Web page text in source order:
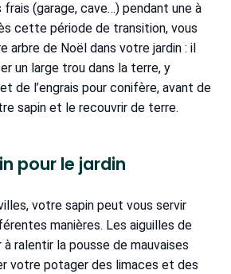
frais (garage, cave…) pendant une à
cette période de transition, vous
arbre de Noël dans votre jardin : il
un large trou dans la terre, y
de l’engrais pour conifère, avant de
sapin et le recouvrir de terre.
pour le jardin
votre sapin peut vous servir
manières. Les aiguilles de
ralentir la pousse de mauvaises
votre potager des limaces et des